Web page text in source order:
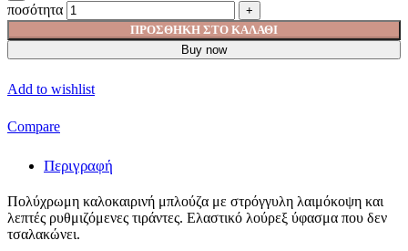
ποσότητα
ΠΡΟΣΘΉΚΗ ΣΤΟ ΚΑΛΆΘΙ
Buy now
Add to wishlist
Compare
Περιγραφή
Πολύχρωμη καλοκαιρινή μπλούζα με στρόγγυλη λαιμόκοψη και
λεπτές ρυθμιζόμενες τιράντες. Ελαστικό λούρεξ ύφασμα που δεν
τσαλακώνει.